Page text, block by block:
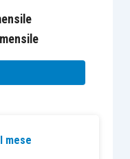
mese